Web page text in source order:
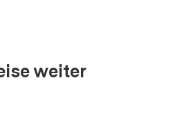
weiter